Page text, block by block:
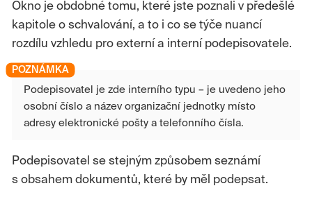
Okno je obdobné tomu, které jste poznali v předešlé
kapitole o schvalování, a to i co se týče nuancí
rozdílu vzhledu pro externí a interní podepisovatele.
Podepisovatel je zde interního typu – je uvedeno jeho
osobní číslo a název organizační jednotky místo
adresy elektronické pošty a telefonního čísla.
Podepisovatel se stejným způsobem seznámí
s obsahem dokumentů, které by měl podepsat.